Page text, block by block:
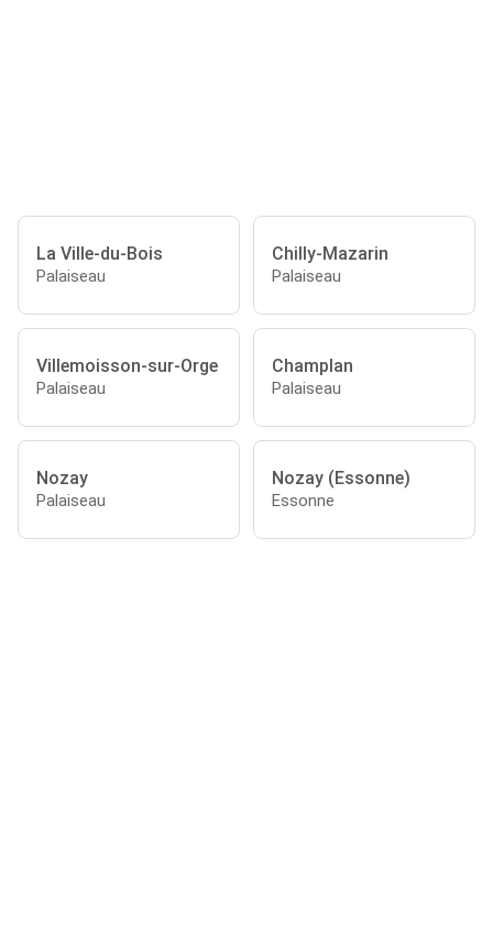
La Ville-du-Bois
Palaiseau
Chilly-Mazarin
Palaiseau
Villemoisson-sur-Orge
Palaiseau
Champlan
Palaiseau
Nozay
Palaiseau
Nozay (Essonne)
Essonne